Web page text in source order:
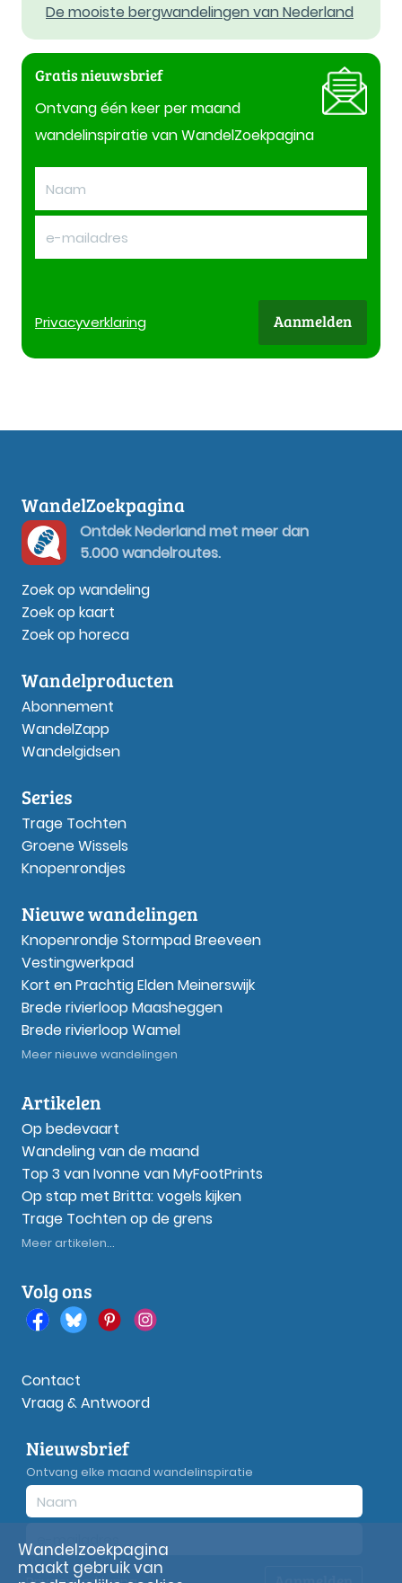
De mooiste bergwandelingen van Nederland
Gratis nieuwsbrief
Ontvang één keer per maand
wandelinspiratie van WandelZoekpagina
Privacyverklaring Aanmelden
WandelZoekpagina
Ontdek Nederland met meer dan
5.000 wandelroutes.
Zoek op wandeling
Zoek op kaart
Zoek op horeca
Wandelproducten
Abonnement
WandelZapp
Wandelgidsen
Series
Trage Tochten
Groene Wissels
Knopenrondjes
Nieuwe wandelingen
Knopenrondje Stormpad Breeveen
Vestingwerkpad
Kort en Prachtig Elden Meinerswijk
Brede rivierloop Maasheggen
Brede rivierloop Wamel
Meer nieuwe wandelingen
Artikelen
Op bedevaart
Wandeling van de maand
Top 3 van Ivonne van MyFootPrints
Op stap met Britta: vogels kijken
Trage Tochten op de grens
Meer artikelen...
Volg ons
Contact
Vraag & Antwoord
Nieuwsbrief
Ontvang elke maand wandelinspiratie
Wandelzoekpagina
maakt gebruik van